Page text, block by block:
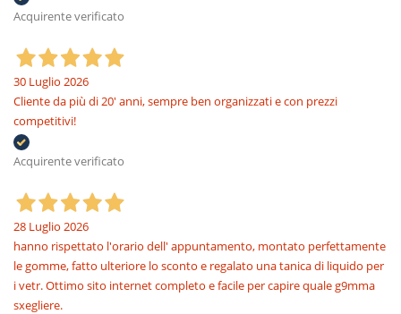
Acquirente verificato
30 Luglio 2026
Cliente da più di 20' anni, sempre ben organizzati e con prezzi
competitivi!
Acquirente verificato
28 Luglio 2026
hanno rispettato l'orario dell' appuntamento, montato perfettamente
le gomme, fatto ulteriore lo sconto e regalato una tanica di liquido per
i vetr. Ottimo sito internet completo e facile per capire quale g9mma
sxegliere.